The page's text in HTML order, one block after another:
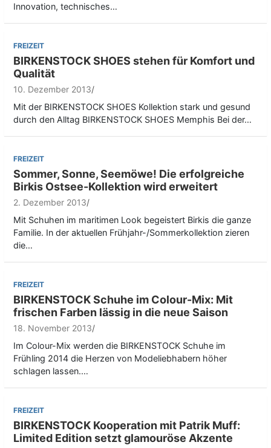
Innovation, technisches…
FREIZEIT
BIRKENSTOCK SHOES stehen für Komfort und
Qualität
10. Dezember 2013
Mit der BIRKENSTOCK SHOES Kollektion stark und gesund
durch den Alltag BIRKENSTOCK SHOES Memphis Bei der…
FREIZEIT
Sommer, Sonne, Seemöwe! Die erfolgreiche
Birkis Ostsee-Kollektion wird erweitert
2. Dezember 2013
Mit Schuhen im maritimen Look begeistert Birkis die ganze
Familie. In der aktuellen Frühjahr-/Sommerkollektion zieren
die…
FREIZEIT
BIRKENSTOCK Schuhe im Colour-Mix: Mit
frischen Farben lässig in die neue Saison
18. November 2013
Im Colour-Mix werden die BIRKENSTOCK Schuhe im
Frühling 2014 die Herzen von Modeliebhabern höher
schlagen lassen.…
FREIZEIT
BIRKENSTOCK Kooperation mit Patrik Muff:
Limited Edition setzt glamouröse Akzente